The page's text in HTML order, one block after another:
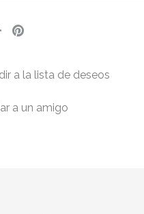
a la lista de deseos
a un amigo